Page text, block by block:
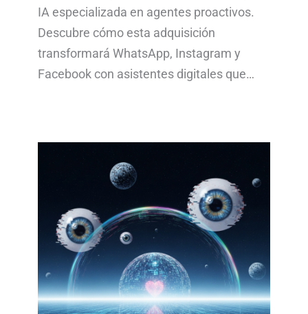
IA especializada en agentes proactivos.
Descubre cómo esta adquisición
transformará WhatsApp, Instagram y
Facebook con asistentes digitales que…